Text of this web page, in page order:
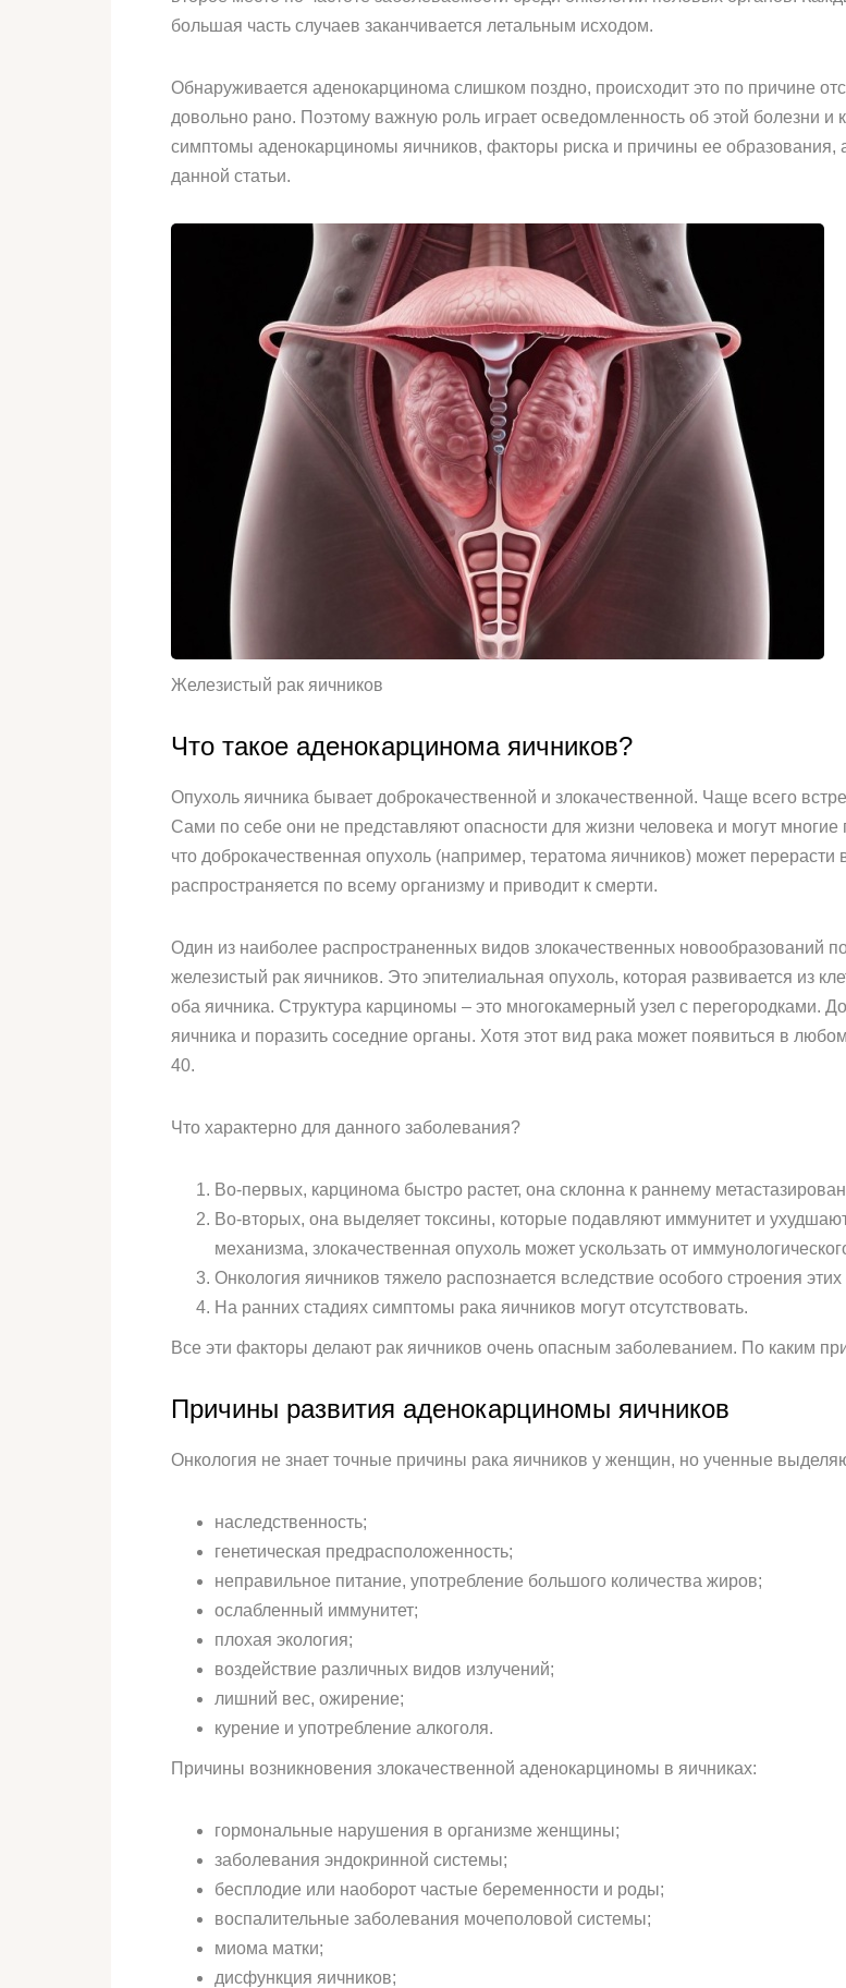
большая часть случаев заканчивается летальным исходом.
Обнаруживается аденокарцинома слишком поздно, происходит это по причине
довольно рано. Поэтому важную роль играет осведомленность об этой болезни
симптомы аденокарциномы яичников, факторы риска и причины ее образования,
данной статьи.
Железистый рак яичников
Что такое аденокарцинома яичников?
Опухоль яичника бывает доброкачественной и злокачественной. Чаще всего
Сами по себе они не представляют опасности для жизни человека и могут
что доброкачественная опухоль (например, тератома яичников) может перерасти
распространяется по всему организму и приводит к смерти.
Один из наиболее распространенных видов злокачественных новообразований
железистый рак яичников. Это эпителиальная опухоль, которая развивается из
оба яичника. Структура карциномы – это многокамерный узел с перегородками.
яичника и поразить соседние органы. Хотя этот вид рака может появиться в
40.
Что характерно для данного заболевания?
Во-первых, карцинома быстро растет, она склонна к раннему
Во-вторых, она выделяет токсины, которые подавляют иммунитет и
механизма, злокачественная опухоль может ускользать от
Онкология яичников тяжело распознается вследствие особого строения этих
На ранних стадиях симптомы рака яичников могут отсутствовать.
Все эти факторы делают рак яичников очень опасным заболеванием. По каким
Причины развития аденокарциномы яичников
Онкология не знает точные причины рака яичников у женщин, но ученные
наследственность;
генетическая предрасположенность;
неправильное питание, употребление большого количества жиров;
ослабленный иммунитет;
плохая экология;
воздействие различных видов излучений;
лишний вес, ожирение;
курение и употребление алкоголя.
Причины возникновения злокачественной аденокарциномы в яичниках:
гормональные нарушения в организме женщины;
заболевания эндокринной системы;
бесплодие или наоборот частые беременности и роды;
воспалительные заболевания мочеполовой системы;
миома матки;
дисфункция яичников;